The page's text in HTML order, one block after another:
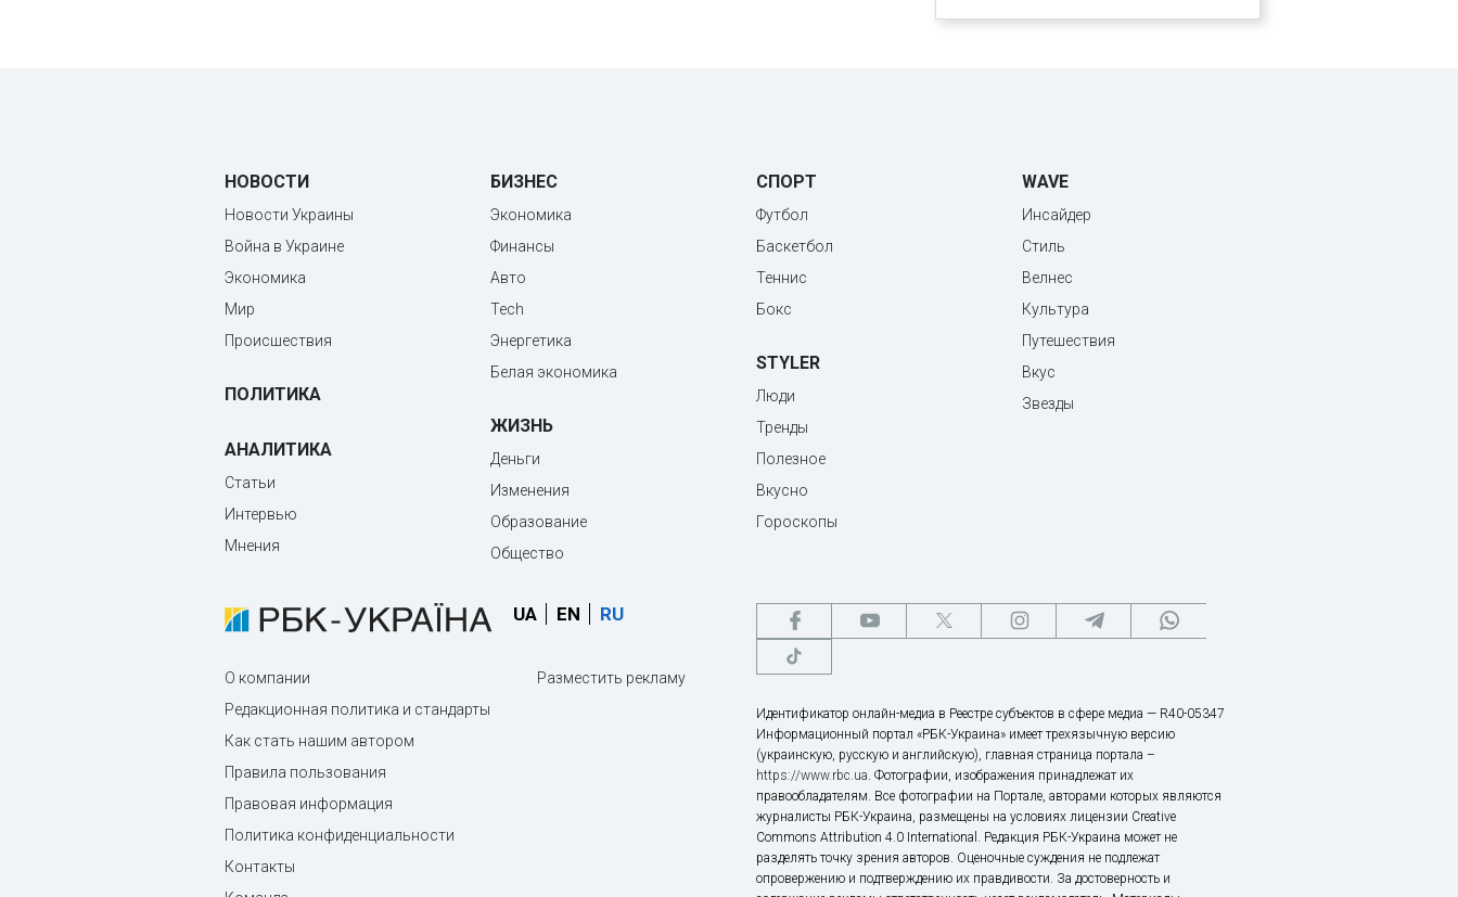
НОВОСТИ
Новости Украины
Война в Украине
Экономика
Мир
Происшествия
ПОЛИТИКА
АНАЛИТИКА
Статьи
Интервью
Мнения
БИЗНЕС
Экономика
Финансы
Авто
Tech
Энергетика
Белая экономика
ЖИЗНЬ
Деньги
Изменения
Образование
Общество
СПОРТ
Футбол
Баскетбол
Теннис
Бокс
STYLER
Люди
Тренды
Полезное
Вкусно
Гороскопы
WAVE
Инсайдер
Стиль
Велнес
Культура
Путешествия
Вкус
Звезды
UA EN RU
О компании
Редакционная политика и стандарты
Как стать нашим автором
Правила пользования
Правовая информация
Политика конфиденциальности
Контакты
Разместить рекламу
Идентификатор онлайн-медиа в Реестре субъектов в сфере медиа — R40-05347
Информационный портал «РБК-Украина» имеет трехязычную версию
(украинскую, русскую и английскую), главная страница портала –
https://www.rbc.ua. Фотографии, изображения принадлежат их
правообладателям. Все фотографии на Портале, авторами которых являются
журналисты РБК-Украина, размещены на условиях лицензии Creative
Commons Attribution 4.0 International. Редакция РБК-Украина может не
разделять точку зрения авторов. Оценочные суждения не подлежат
опровержению и подтверждению их правдивости. За достоверность и